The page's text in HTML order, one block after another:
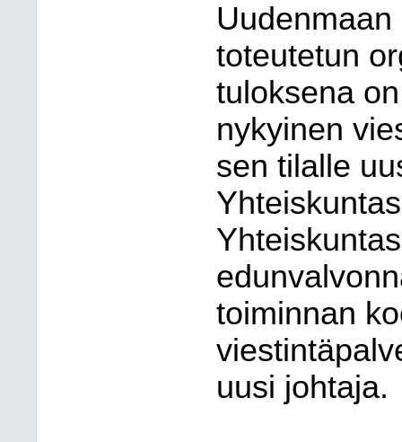
toteutetun
tuloksena
nykyinen
sen tilalle
toiminnan
uusi johtaja.